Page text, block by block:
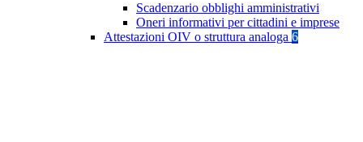
Scadenzario obblighi amministrativi
Oneri informativi per cittadini e imprese
Attestazioni OIV o struttura analoga 6